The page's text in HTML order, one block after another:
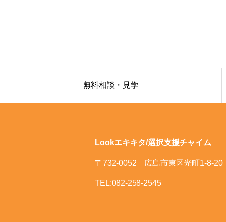
無料相談・見学
Lookエキキタ/選択支援チャイム
〒732-0052 広島市東区光町1-8-20
TEL:082-258-2545